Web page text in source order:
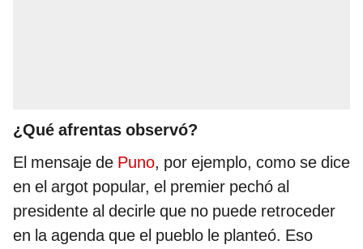
¿Qué afrentas observó?
El mensaje de Puno, por ejemplo, como se dice
en el argot popular, el premier pechó al
presidente al decirle que no puede retroceder
en la agenda que el pueblo le planteó. Eso